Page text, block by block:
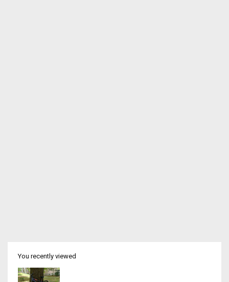
You recently viewed